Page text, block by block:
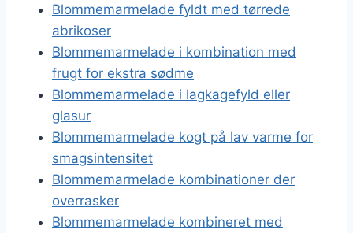
Blommemarmelade fyldt med tørrede
abrikoser
Blommemarmelade i kombination med
frugt for ekstra sødme
Blommemarmelade i lagkagefyld eller
glasur
Blommemarmelade kogt på lav varme for
smagsintensitet
Blommemarmelade kombinationer der
overrasker
Blommemarmelade kombineret med